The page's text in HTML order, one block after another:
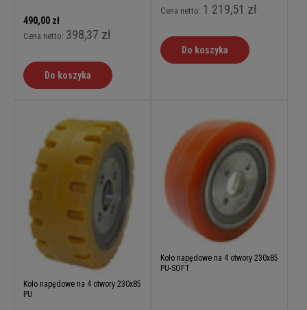
490,00 zł
Cena netto: 398,37 zł
Do koszyka
Cena netto: 1 219,51 zł
Do koszyka
Koło napędowe na 4 otwory 230x85
PU
Koło napędowe na 4 otwory 230x85
PU-SOFT